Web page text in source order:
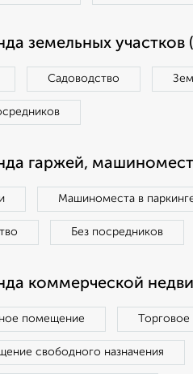
земельных участков
Садоводство
гаржей,
Машиноместа в
Без посредников
коммерческой
помещение
свободного назначения